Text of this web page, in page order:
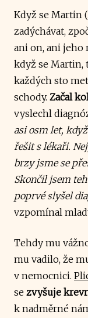
Když se Martin
zadýchávat,
ani on, ani jeho
když se Martin,
každých sto
schody. Začal
vyslechl
asi osm let,
řešit s lékaři.
brzy jsme se
Skončil jsem
poprvé slyšel
vzpomínal
Tehdy mu
mu vadilo, že
v nemocnici.
se zvyšuje
k nadměrné